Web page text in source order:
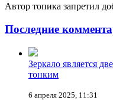
Автор топика запретил
Последние
Зеркало является
тонким
6 апреля 2025, 11:31